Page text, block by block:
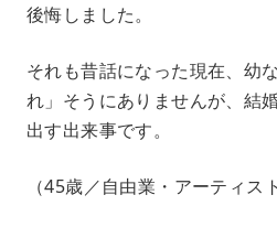
後悔しました。
それも昔話になった現在、幼
れ」そうにありませんが、結
出す出来事です。
（45歳／自由業・アーティスト